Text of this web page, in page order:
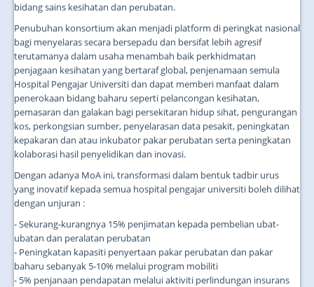
bidang sains kesihatan dan perubatan.
Penubuhan konsortium akan menjadi platform di peringkat nasional
bagi menyelaras secara bersepadu dan bersifat lebih agresif
terutamanya dalam usaha menambah baik perkhidmatan
penjagaan kesihatan yang bertaraf global, penjenamaan semula
Hospital Pengajar Universiti dan dapat memberi manfaat dalam
penerokaan bidang baharu seperti pelancongan kesihatan,
pemasaran dan galakan bagi persekitaran hidup sihat, pengurangan
kos, perkongsian sumber, penyelarasan data pesakit, peningkatan
kepakaran dan atau inkubator pakar perubatan serta peningkatan
kolaborasi hasil penyelidikan dan inovasi.
Dengan adanya MoA ini, transformasi dalam bentuk tadbir urus
yang inovatif kepada semua hospital pengajar universiti boleh dilihat
dengan unjuran :
- Sekurang-kurangnya 15% penjimatan kepada pembelian ubat-
ubatan dan peralatan perubatan
- Peningkatan kapasiti penyertaan pakar perubatan dan pakar
baharu sebanyak 5-10% melalui program mobiliti
- 5% penjanaan pendapatan melalui aktiviti perlindungan insurans